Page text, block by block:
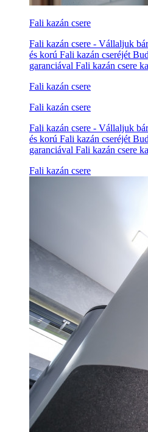
Fali kazán csere
Fali kazán csere - Vállaljuk
és korú Fali kazán cseréjét
garanciával Fali kazán csere
Fali kazán csere
Fali kazán csere
Fali kazán csere - Vállaljuk
és korú Fali kazán cseréjét
garanciával Fali kazán csere
Fali kazán csere